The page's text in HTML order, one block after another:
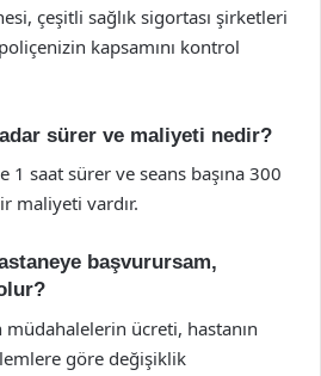
çeşitli sağlık sigortası şirketleri
kapsamını kontrol
sürer ve maliyeti nedir?
saat sürer ve seans başına 300
maliyeti vardır.
başvurursam,
ücreti, hastanın
göre değişiklik